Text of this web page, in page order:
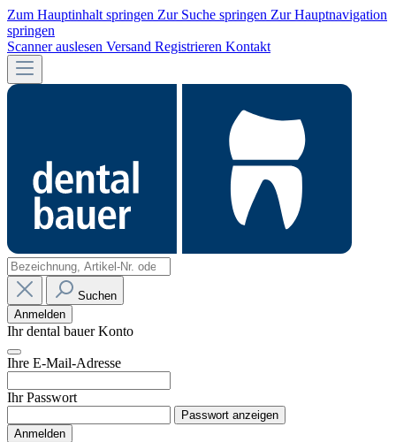
Zum Hauptinhalt springen Zur Suche springen Zur Hauptnavigation
springen
Scanner auslesen Versand Registrieren Kontakt
Suchen
Anmelden
Ihr dental bauer Konto
Ihre E-Mail-Adresse
Ihr Passwort
Passwort anzeigen
Anmelden